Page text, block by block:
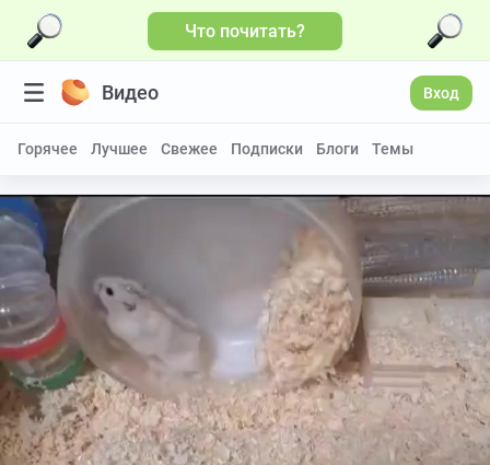
Что почитать?
Видео Вход
Горячее Лучшее Свежее Подписки Блоги Темы